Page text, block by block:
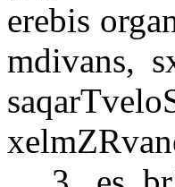
erebis
mdivans,